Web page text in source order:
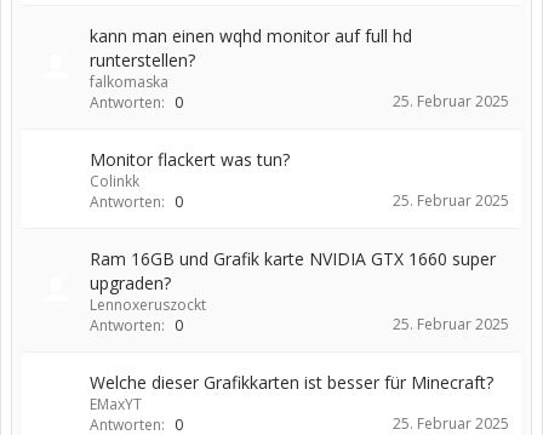
kann man einen wqhd monitor auf full hd
runterstellen?
falkomaska
Antworten: 0 25. Februar 2025
Monitor flackert was tun?
Colinkk
Antworten: 0 25. Februar 2025
Ram 16GB und Grafik karte NVIDIA GTX 1660 super
upgraden?
Lennoxeruszockt
Antworten: 0 25. Februar 2025
Welche dieser Grafikkarten ist besser für Minecraft?
EMaxYT
Antworten: 0 25. Februar 2025